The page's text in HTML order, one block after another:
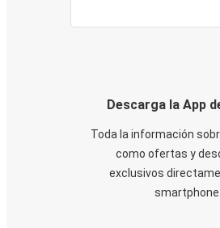
Descarga la App
Toda la información
como ofertas y
exclusivos
smartphone.